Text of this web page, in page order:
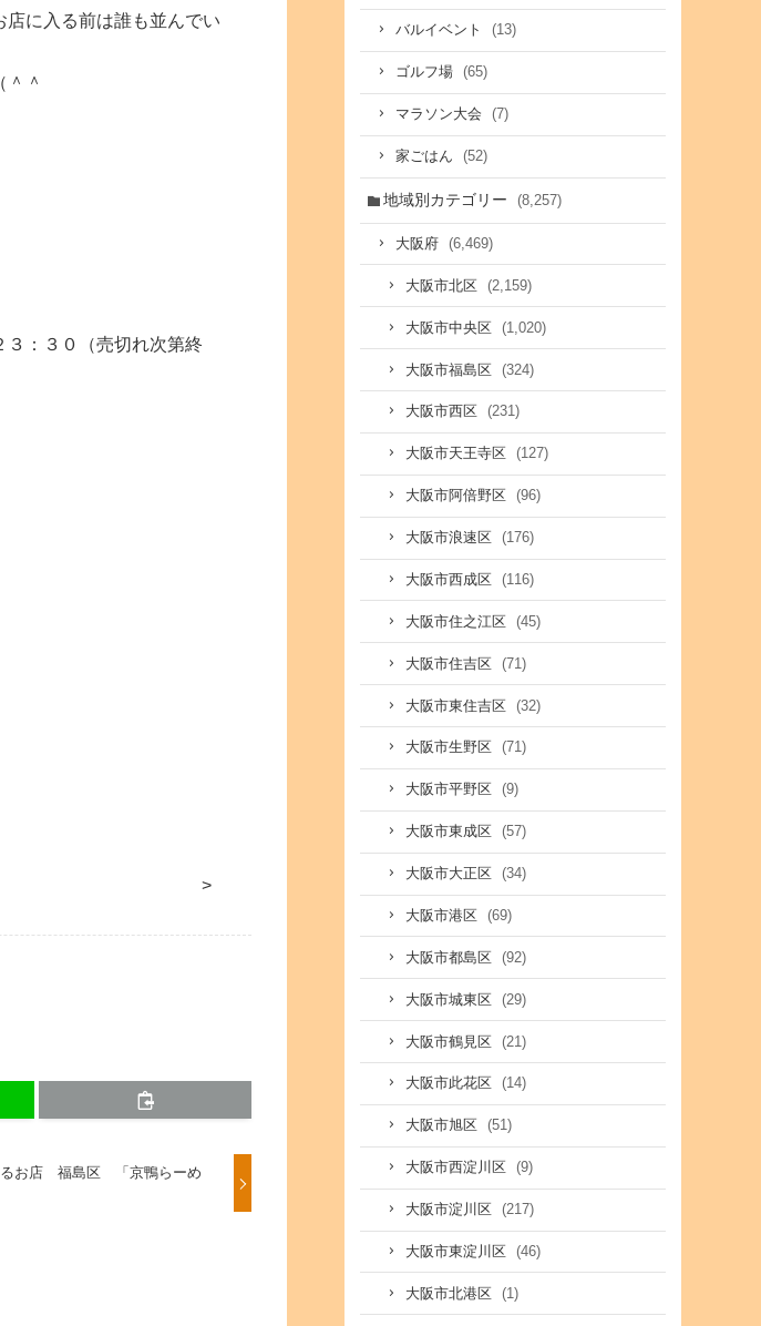
に入る前は誰も並んでい
＾
：３０（売切れ次第終
>
るお店 福島区 「京鴨らーめ
バルイベント (13)
ゴルフ場 (65)
マラソン大会 (7)
家ごはん (52)
地域別カテゴリー (8,257)
大阪府 (6,469)
大阪市北区 (2,159)
大阪市中央区 (1,020)
大阪市福島区 (324)
大阪市西区 (231)
大阪市天王寺区 (127)
大阪市阿倍野区 (96)
大阪市浪速区 (176)
大阪市西成区 (116)
大阪市住之江区 (45)
大阪市住吉区 (71)
大阪市東住吉区 (32)
大阪市生野区 (71)
大阪市平野区 (9)
大阪市東成区 (57)
大阪市大正区 (34)
大阪市港区 (69)
大阪市都島区 (92)
大阪市城東区 (29)
大阪市鶴見区 (21)
大阪市此花区 (14)
大阪市旭区 (51)
大阪市西淀川区 (9)
大阪市淀川区 (217)
大阪市東淀川区 (46)
大阪市北港区 (1)